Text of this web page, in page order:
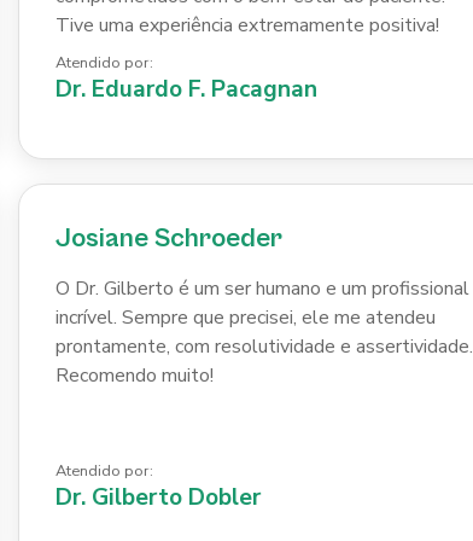
Tive uma experiência extremamente positiva!
Atendido por:
Dr. Eduardo F. Pacagnan
Josiane Schroeder
O Dr. Gilberto é um ser humano e um profissional
incrível. Sempre que precisei, ele me atendeu
prontamente, com resolutividade e assertividade.
Recomendo muito!
Atendido por:
Dr. Gilberto Dobler